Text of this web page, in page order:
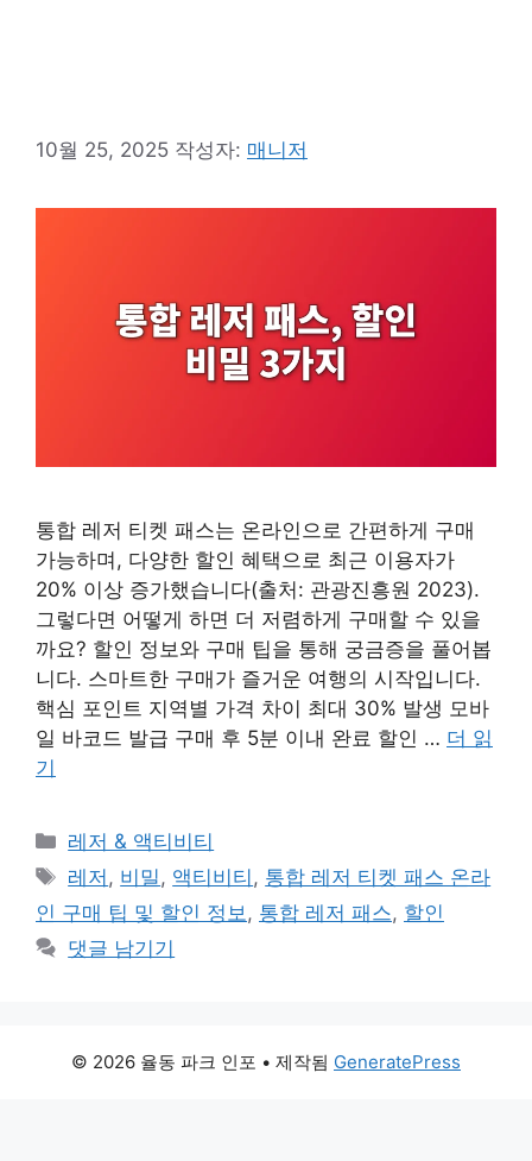
10월 25, 2025 작성자: 매니저
통합 레저 티켓 패스는 온라인으로 간편하게 구매
가능하며, 다양한 할인 혜택으로 최근 이용자가
20% 이상 증가했습니다(출처: 관광진흥원 2023).
그렇다면 어떻게 하면 더 저렴하게 구매할 수 있을
까요? 할인 정보와 구매 팁을 통해 궁금증을 풀어봅
니다. 스마트한 구매가 즐거운 여행의 시작입니다.
핵심 포인트 지역별 가격 차이 최대 30% 발생 모바
일 바코드 발급 구매 후 5분 이내 완료 할인 … 더 읽
기
카
테
리
레저 & 액티비티
태
그
레저 , 비밀, 액티비티 , 통합 레저 티켓 패스 온라
인 구매 팁 및 할인 정보, 통합 레저 패스, 할인
댓글 남기기
© 2026 율동 파크 인포 • 제작됨 GeneratePress